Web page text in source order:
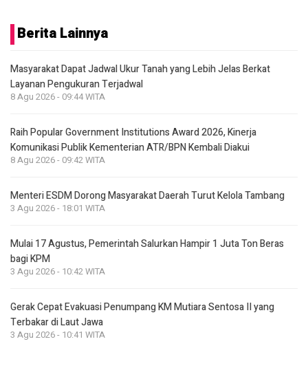
Berita Lainnya
Masyarakat Dapat Jadwal Ukur Tanah yang Lebih Jelas Berkat
Layanan Pengukuran Terjadwal
8 Agu 2026 - 09:44 WITA
Raih Popular Government Institutions Award 2026, Kinerja
Komunikasi Publik Kementerian ATR/BPN Kembali Diakui
8 Agu 2026 - 09:42 WITA
Menteri ESDM Dorong Masyarakat Daerah Turut Kelola Tambang
3 Agu 2026 - 18:01 WITA
Mulai 17 Agustus, Pemerintah Salurkan Hampir 1 Juta Ton Beras
bagi KPM
3 Agu 2026 - 10:42 WITA
Gerak Cepat Evakuasi Penumpang KM Mutiara Sentosa II yang
Terbakar di Laut Jawa
3 Agu 2026 - 10:41 WITA